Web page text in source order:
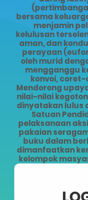
bersama
menjamin
kelulusan
aman, dan
perayaan
oleh murid
mengganggu
konvoi,
Mendorong
nilai-nilai
dinyatakan lulus
Satuan
pelaksanaan
pakaian
buku dalam
dimanfaatkan
kelompok